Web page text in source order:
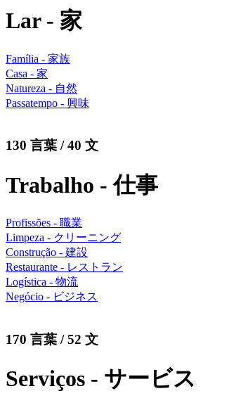
Lar - 家
Família - 家族
Casa - 家
Natureza - 自然
Passatempo - 興味
130 言葉 / 40 文
Trabalho - 仕事
Profissões - 職業
Limpeza - クリーニング
Construção - 建設
Restaurante - レストラン
Logística - 物流
Negócio - ビジネス
170 言葉 / 52 文
Serviços - サービス